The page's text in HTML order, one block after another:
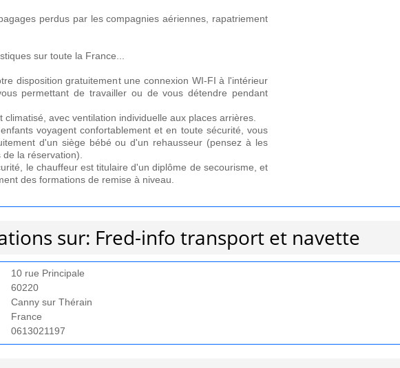
perdus par les compagnies aériennes, rapatriement
sur toute la France...
disposition gratuitement une connexion WI-FI à l'intérieur
permettant de travailler ou de vous détendre pendant
climatisé, avec ventilation individuelle aux places arrières.
voyagent confortablement et en toute sécurité, vous
d'un siège bébé ou d'un rehausseur (pensez à les
la réservation).
le chauffeur est titulaire d'un diplôme de secourisme, et
des formations de remise à niveau.
sur: Fred-info transport et navette
10 rue Principale
60220
Canny sur Thérain
France
0613021197